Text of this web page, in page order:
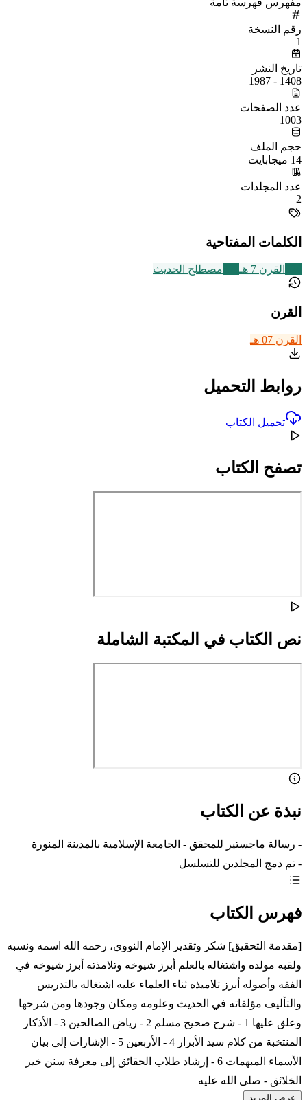
رقم النسخة
1
تاريخ النشر
1408 - 1987
عدد الصفحات
1003
حجم الملف
14 ميجابايت
عدد المجلدات
2
الكلمات المفتاحية
القرن 7 هـ مصطلح الحديث
القرن
القرن 07 هـ
روابط التحميل
تحميل الكتاب
تصفح الكتاب
نص الكتاب في المكتبة الشاملة
نبذة عن الكتاب
- رسالة ماجستير للمحقق - الجامعة الإسلامية بالمدينة المنورة
- تم دمج المجلدين للتسلسل
فهرس الكتاب
[مقدمة التحقيق] شكر وتقدير الإمام النووي، رحمه الله اسمه ونسبه
ولقبه مولده واشتغاله بالعلم أبرز شيوخه وتلامذته أبرز شيوخه في
الفقه وأصوله أبرز تلاميذه ثناء العلماء عليه اشتغاله بالتدريس
والتأليف مؤلفاته في الحديث وعلومه ومكان وجودها ومن شرحها
وعلق عليها 1 - شرح صحيح مسلم 2 - رياض الصالحين 3 - الأذكار
المنتخبة من كلام سيد الأبرار 4 - الأربعين 5 - الإشارات إلى بيان
الأسماء المبهمات 6 - إرشاد طلاب الحقائق إلى معرفة سنن خير
الخلائق - صلى الله عليه
عرض المزيد